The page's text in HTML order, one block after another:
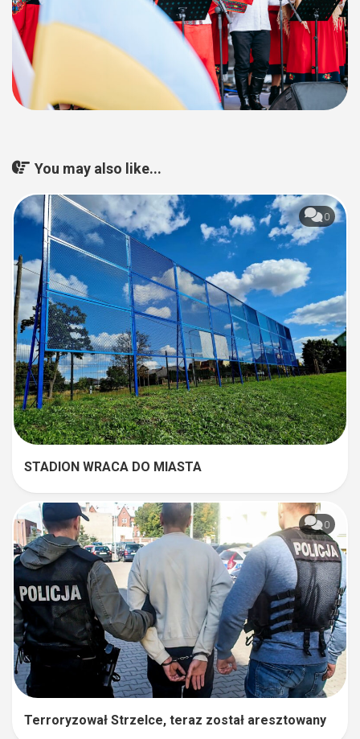
You may also like...
0
STADION WRACA DO MIASTA
0
Terroryzował Strzelce, teraz został aresztowany